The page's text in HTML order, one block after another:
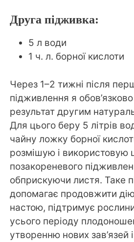
Друга підживка:
5 л води
1 ч. л. борної кислоти
Через 1–2 тижні після
підживлення я
результат другим
Для цього беру 5 літрів
чайну ложку борної
розмішую і використовую
позакореневого
обприскуючи листя. Таке
допомагає продовжити
настою, підтримує
усього періоду
утворенню нових зав’язей